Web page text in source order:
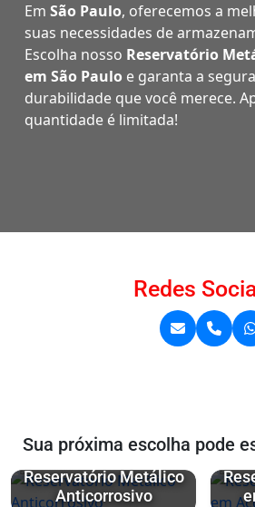
Em São Paulo, oferecemos a
suas necessidades de
Escolha nosso Reservatório
em São Paulo e garanta a
durabilidade que você merece.
quantidade é limitada!
Redes
Sua próxima escolha pode
Reservatório Metálico
Anticorrosivo